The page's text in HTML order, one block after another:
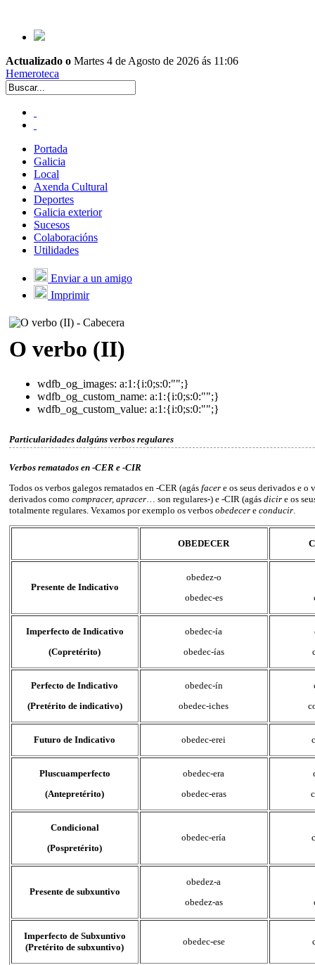
Actualizado o Martes 4 de Agosto de 2026 ás 11:06
Hemeroteca
Portada
Galicia
Local
Axenda Cultural
Deportes
Galicia exterior
Sucesos
Colaboracións
Utilidades
Enviar a un amigo
Imprimir
O verbo (II)
wdfb_og_images: a:1:{i:0;s:0:"";}
wdfb_og_custom_name: a:1:{i:0;s:0:"";}
wdfb_og_custom_value: a:1:{i:0;s:0:"";}
Particularidades dalgúns verbos regulares
Verbos rematados en -CER e -CIR
Todos os verbos galegos rematados en -CER (agás facer e os seus derivados e o
derivados como compracer, apracer … son regulares-) e -CIR (agás dicir e os
totalmente regulares. Vexamos por exemplo os verbos obedecer e conducir
OBEDECER
Presente de Indicativo
obedez-o
obedec-es
Imperfecto de Indicativo
(Copretérito)
obedec-ía
obedec-ías
Perfecto de Indicativo
(Pretérito de indicativo)
obedec-ín
obedec-iches
Futuro de Indicativo obedec-erei
Pluscuamperfecto
(Antepretérito)
obedec-era
obedec-eras
Condicional
(Pospretérito)
obedec-ería
Presente de subxuntivo
obedez-a
obedez-as
Imperfecto de Subxuntivo
(Pretérito de subxuntivo)
obedec-ese